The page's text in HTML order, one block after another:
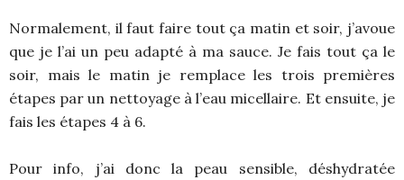
Normalement, il faut faire tout ça matin et soir, j’avoue
que je l’ai un peu adapté à ma sauce. Je fais tout ça le
soir, mais le matin je remplace les trois premières
étapes par un nettoyage à l’eau micellaire. Et ensuite, je
fais les étapes 4 à 6.
Pour info, j’ai donc la peau sensible, déshydratée